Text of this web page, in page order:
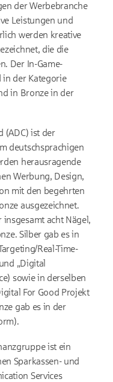
der Werbebranche
Leistungen und
werden kreative
die die
Der In-Game-
in der Kategorie
in Bronze in der
(ADC) ist der
deutschsprachigen
herausragende
Werbung, Design,
mit den begehrten
ausgezeichnet.
insgesamt acht Nägel,
Silber gab es in
Real-Time-
„Digital
sowie in derselben
For Good Projekt
gab es in der
ist ein
Sparkassen- und
Services